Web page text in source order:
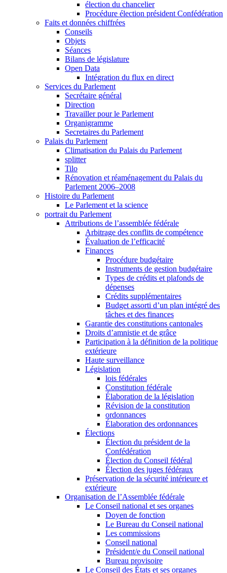
élection du chancelier
Procédure élection président Confédération
Faits et données chiffrées
Conseils
Objets
Séances
Bilans de législature
Open Data
Intégration du flux en direct
Services du Parlement
Secrétaire général
Direction
Travailler pour le Parlement
Organigramme
Secretaires du Parlement
Palais du Parlement
Climatisation du Palais du Parlement
splitter
Tilo
Rénovation et réaménagement du Palais du
Parlement 2006–2008
Histoire du Parlement
Le Parlement et la science
portrait du Parlement
Attributions de l’assemblée fédérale
Arbitrage des conflits de compétence
Évaluation de l’efficacité
Finances
Procédure budgétaire
Instruments de gestion budgétaire
Types de crédits et plafonds de
dépenses
Crédits supplémentaires
Budget assorti d’un plan intégré des
tâches et des finances
Garantie des constitutions cantonales
Droits d’amnistie et de grâce
Participation à la définition de la politique
extérieure
Haute surveillance
Législation
lois fédérales
Constitution fédérale
Élaboration de la législation
Révision de la constitution
ordonnances
Élaboration des ordonnances
Élections
Élection du président de la
Confédération
Élection du Conseil fédéral
Élection des juges fédéraux
Préservation de la sécurité intérieure et
extérieure
Organisation de l’Assemblée fédérale
Le Conseil national et ses organes
Doyen de fonction
Le Bureau du Conseil national
Les commissions
Conseil national
Président/e du Conseil national
Bureau provisoire
Le Conseil des États et ses organes